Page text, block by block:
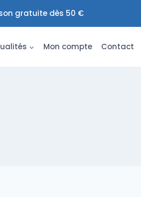
gratuite dès 50 €
Mon compte Contact